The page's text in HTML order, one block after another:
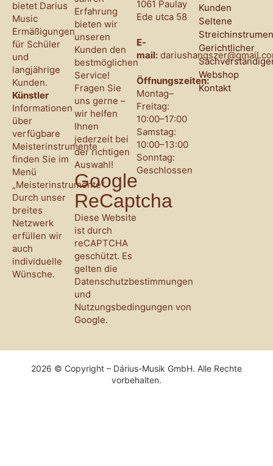
bietet Darius
Music
Ermäßigungen
für Schüler
und
langjährige
Kunden.
Künstler
Informationen
über
verfügbare
Meisterinstrumente
finden Sie im
Menü
„Meisterinstrumente“.
Durch unser
breites
Netzwerk
erfüllen wir
auch
individuelle
Wünsche.
Erfahrung
bieten wir
unseren
Kunden den
bestmöglichen
Service!
Fragen Sie
uns gerne –
wir helfen
Ihnen
jederzeit bei
der richtigen
Auswahl!
Google
ReCaptcha
Diese Website
ist durch
reCAPTCHA
geschützt. Es
gelten die
Datenschutzbestimmungen
und
Nutzungsbedingungen von
Google.
1061 Paulay
Ede utca 58
E-
mail:
Öffnungszeiten:
Montag–
Freitag:
10:00–17:00
Samstag:
10:00–13:00
Sonntag:
Geschlossen
Kunden
Seltene
Gerichtlicher
Webshop
Kontakt
2026 © Copyright – Dárius-Musik GmbH. Alle Rechte
vorbehalten.